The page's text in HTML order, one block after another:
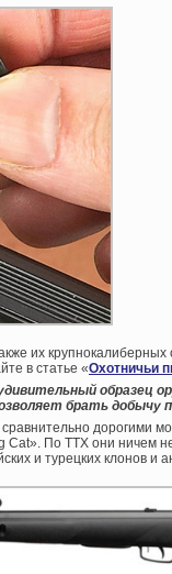
их
в статье «Охотничьи
образец
брать добычу
дорогими
По ТТХ они ничем
и турецких клонов и